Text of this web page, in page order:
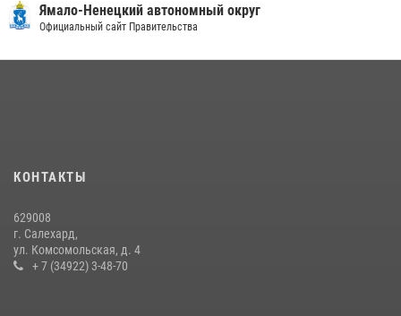
«Каникулы с Росгвардией» продолжаются на Ямале
14 июля 2026, 06:53
Ямало-Ненецкий автономный округ
Официальный сайт Правительства
КОНТАКТЫ
629008
г. Салехард,
ул. Комсомольская, д. 4
+ 7 (34922) 3-48-70